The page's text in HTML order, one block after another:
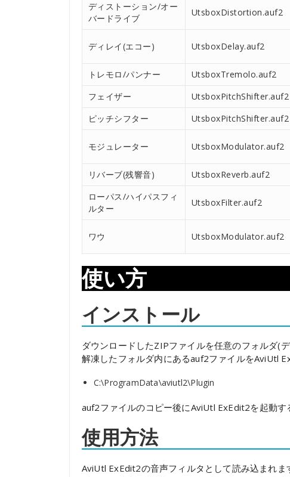
ディストーション/オー
バードライブ
UtsboxDistortion.auf2
ディレイ(エコー) UtsboxDelay.auf2
トレモロ/パンナー
UtsboxTremolo.auf2
フェイザー
UtsboxPitchShifter.auf2
ピッチシフター
UtsboxPitchShifter.auf2
モジュレーター UtsboxModulator.auf2
リバーブ(残響音)
UtsboxReverb.auf2
ローパス/ハイパスフィ
ルター
UtsboxFilter.auf2
ワウ UtsboxModulator.auf2
使い方
インストール
ダウンロードしたZIPファイルを任意のフォルダ(
解凍したフォルダ内にあるauf2ファイルをAviUtl
C:\ProgramData\aviutl2\Plugin
auf2ファイルのコピー後にAviUtl ExEdit2を起動す
使用方法
AviUtl ExEdit2の音声フィルタとして読み込まれま